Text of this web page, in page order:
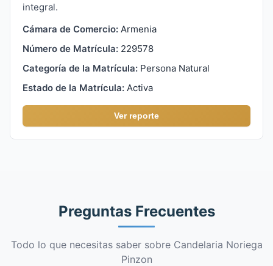
integral.
Cámara de Comercio: Armenia
Número de Matrícula: 229578
Categoría de la Matrícula: Persona Natural
Estado de la Matrícula: Activa
Ver reporte
Preguntas Frecuentes
Todo lo que necesitas saber sobre Candelaria Noriega
Pinzon